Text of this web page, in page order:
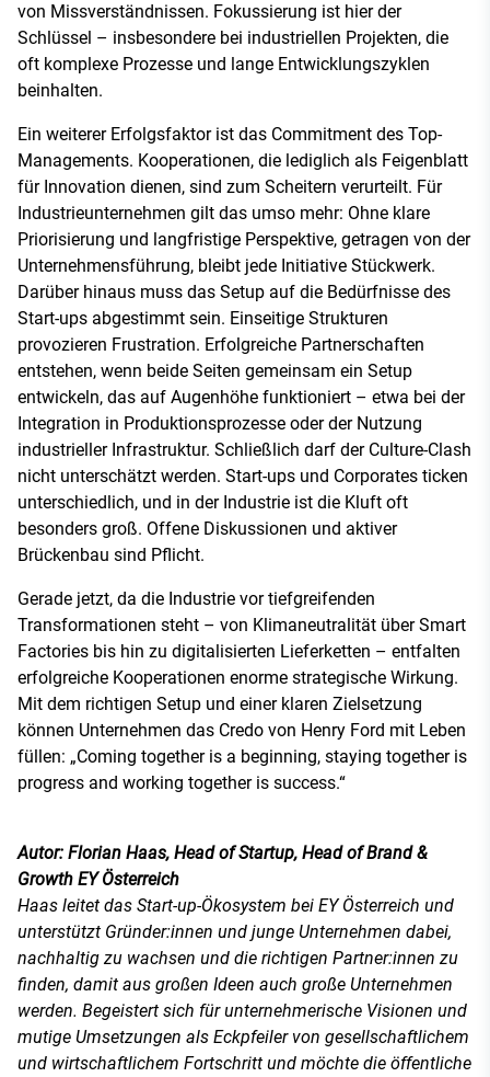
von Missverständnissen. Fokussierung ist hier der
Schlüssel – insbesondere bei industriellen Projekten, die
oft komplexe Prozesse und lange Entwicklungszyklen
beinhalten.
Ein weiterer Erfolgsfaktor ist das Commitment des Top-
Managements. Kooperationen, die lediglich als Feigenblatt
für Innovation dienen, sind zum Scheitern verurteilt. Für
Industrieunternehmen gilt das umso mehr: Ohne klare
Priorisierung und langfristige Perspektive, getragen von der
Unternehmensführung, bleibt jede Initiative Stückwerk.
Darüber hinaus muss das Setup auf die Bedürfnisse des
Start-ups abgestimmt sein. Einseitige Strukturen
provozieren Frustration. Erfolgreiche Partnerschaften
entstehen, wenn beide Seiten gemeinsam ein Setup
entwickeln, das auf Augenhöhe funktioniert – etwa bei der
Integration in Produktionsprozesse oder der Nutzung
industrieller Infrastruktur. Schließlich darf der Culture-Clash
nicht unterschätzt werden. Start-ups und Corporates ticken
unterschiedlich, und in der Industrie ist die Kluft oft
besonders groß. Offene Diskussionen und aktiver
Brückenbau sind Pflicht.
Gerade jetzt, da die Industrie vor tiefgreifenden
Transformationen steht – von Klimaneutralität über Smart
Factories bis hin zu digitalisierten Lieferketten – entfalten
erfolgreiche Kooperationen enorme strategische Wirkung.
Mit dem richtigen Setup und einer klaren Zielsetzung
können Unternehmen das Credo von Henry Ford mit Leben
füllen: „Coming together is a beginning, staying together is
progress and working together is success.“
Autor: Florian Haas, Head of Startup, Head of Brand &
Growth EY Österreich
Haas leitet das Start-up-Ökosystem bei EY Österreich und
unterstützt Gründer:innen und junge Unternehmen dabei,
nachhaltig zu wachsen und die richtigen Partner:innen zu
finden, damit aus großen Ideen auch große Unternehmen
werden. Begeistert sich für unternehmerische Visionen und
mutige Umsetzungen als Eckpfeiler von gesellschaftlichem
und wirtschaftlichem Fortschritt und möchte die öffentliche